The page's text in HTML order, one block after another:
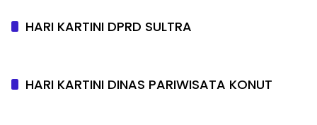
HARI KARTINI DPRD SULTRA
HARI KARTINI DINAS PARIWISATA KONUT